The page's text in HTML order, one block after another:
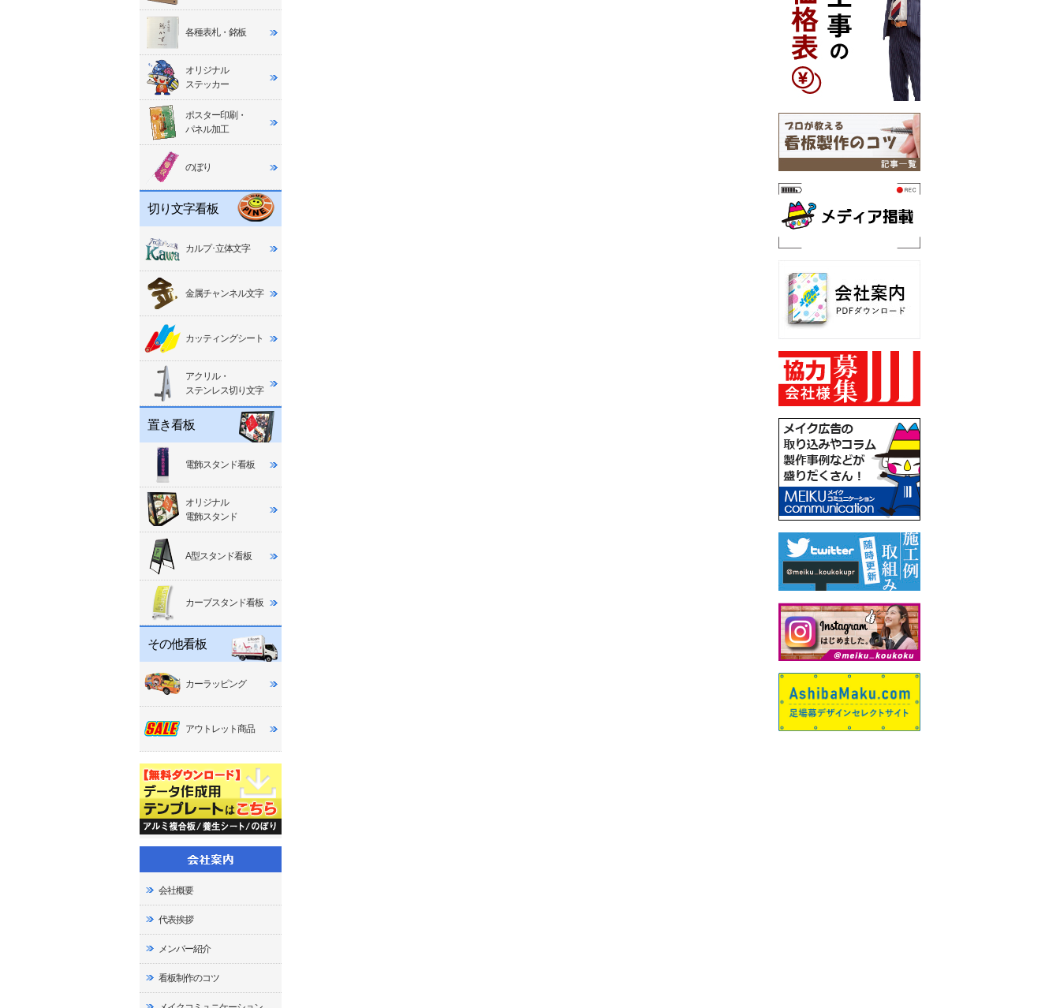
各種表札・銘板
オリジナル
ステッカー
ポスター印刷・
パネル加工
のぼり
切り文字看板
カルプ･立体文字
金属チャンネル文字
カッティングシート
アクリル・
ステンレス切り文字
置き看板
電飾スタンド看板
オリジナル
電飾スタンド
A型スタンド看板
カーブスタンド看板
その他看板
カーラッピング
アウトレット商品
会社概要
代表挨拶
メンバー紹介
看板制作のコツ